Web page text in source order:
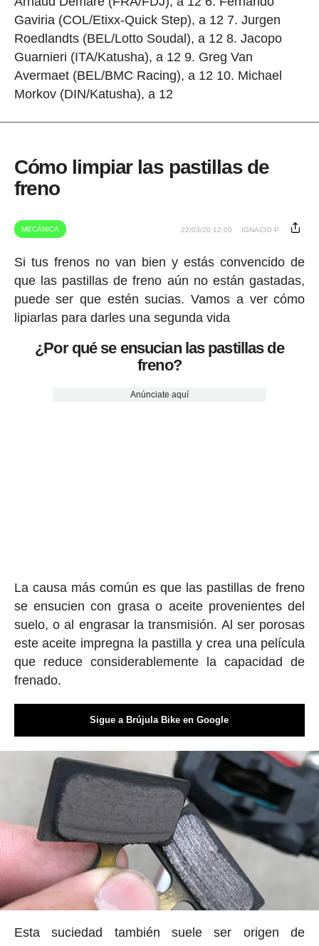
Gaviria (COL/Etixx-Quick Step), a 12 7. Jurgen
Roedlandts (BEL/Lotto Soudal), a 12 8. Jacopo
Guarnieri (ITA/Katusha), a 12 9. Greg Van
Avermaet (BEL/BMC Racing), a 12 10. Michael
Morkov (DIN/Katusha), a 12
Cómo limpiar las pastillas de
freno
MECÁNICA 22/03/20 12:00 IGNACIO P.
Si tus frenos no van bien y estás convencido de
que las pastillas de freno aún no están gastadas,
puede ser que estén sucias. Vamos a ver cómo
lipiarlas para darles una segunda vida
¿Por qué se ensucian las pastillas de
freno?
Anúnciate aquí
La causa más común es que las pastillas de freno
se ensucien con grasa o aceite provenientes del
suelo, o al engrasar la transmisión. Al ser porosas
este aceite impregna la pastilla y crea una película
que reduce considerablemente la capacidad de
frenado.
Sigue a Brújula Bike en Google
Esta suciedad también suele ser origen de